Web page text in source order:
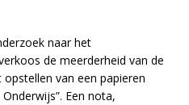
naar het
de meerderheid van de
van een papieren
Een nota,